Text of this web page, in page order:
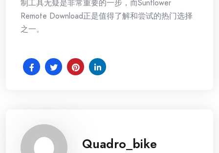
制工具无疑是非常重要的一步，而Sunflower
Remote Download正是值得了解和尝试的热门选择
之一。
Quadro_bike